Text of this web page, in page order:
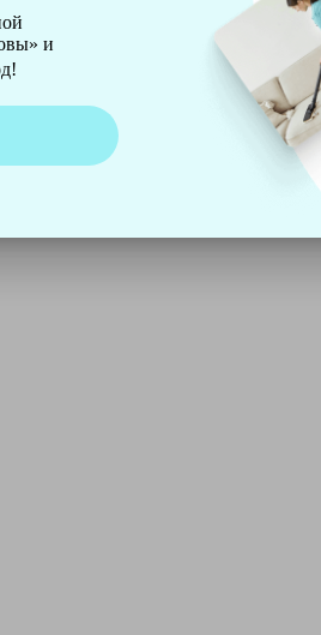
и
а также утюг, ведро,